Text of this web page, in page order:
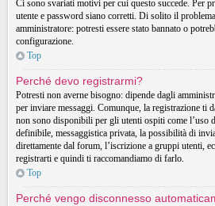
Ci sono svariati motivi per cui questo succede. Per
utente e password siano corretti. Di solito il
amministratore: potresti essere stato bannato o
configurazione.
Top
Perché devo registrarmi?
Potresti non averne bisogno: dipende dagli
per inviare messaggi. Comunque, la registrazione ti
non sono disponibili per gli utenti ospiti come l’uso
definibile, messaggistica privata, la possibilità di
direttamente dal forum, l’iscrizione a gruppi utenti,
registrarti e quindi ti raccomandiamo di farlo.
Top
Perché vengo disconnesso